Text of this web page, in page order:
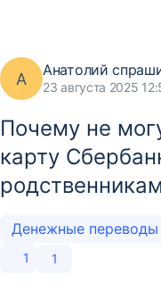
А Анатолий
23 августа 2025
Почему не
карту
Денежные переводы
1 1